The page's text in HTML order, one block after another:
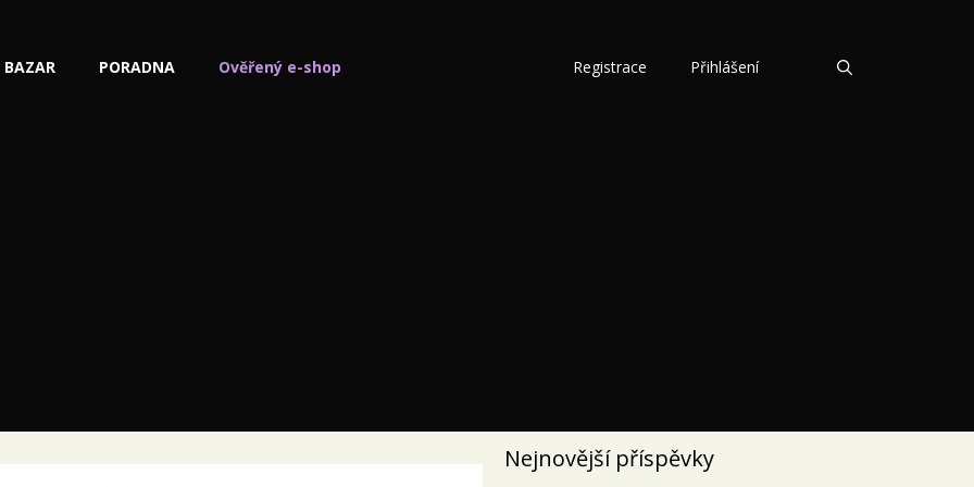
BAZAR PORADNA Ověřený e-shop Registrace Přihlášení
Nejnovější příspěvky